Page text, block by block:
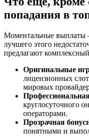
попадания в
Моментальные выплаты
лучшего этого
предлагают
Оригинальные
лицензионных
мировых
круглосуточного
операторами.
Прозрачная
понятными и